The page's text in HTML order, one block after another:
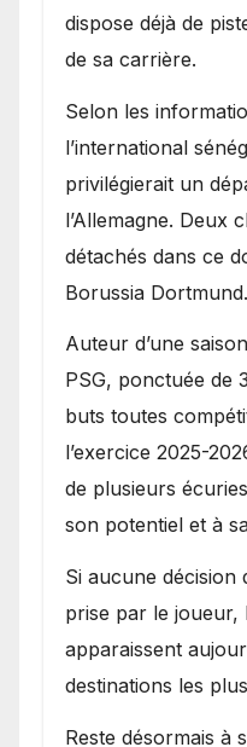
dispose déjà de
de sa carrière.
Selon les
l’international
privilégierait un
l’Allemagne. Deux
détachés dans ce
Borussia Dortmund.
Auteur d’une
PSG, ponctuée de
buts toutes
l’exercice 2025-
de plusieurs
son potentiel et à
Si aucune décision
prise par le
apparaissent
destinations les
Reste désormais à